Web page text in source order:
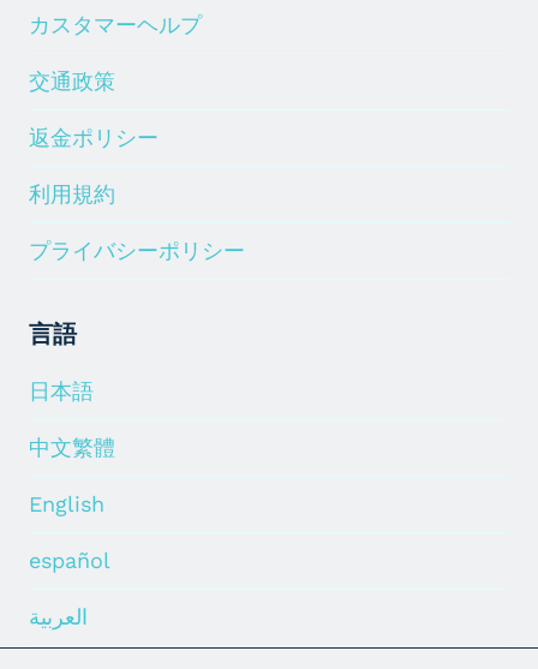
カスタマーヘルプ
交通政策
返金ポリシー
利用規約
プライバシーポリシー
言語
日本語
中文繁體
English
español
العربية